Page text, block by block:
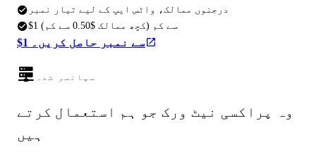
درجنوں ممالک، واٹس ایپ کے لیے تیار نمبر
$1 سے کم (کچھ ممالک $0.50 سے کم)
$1 سے نمبر حاصل کریں۔
سپانسر شدہ
وہ پراکسی نیٹ ورک جو ہم استعمال کرتے
ہیں